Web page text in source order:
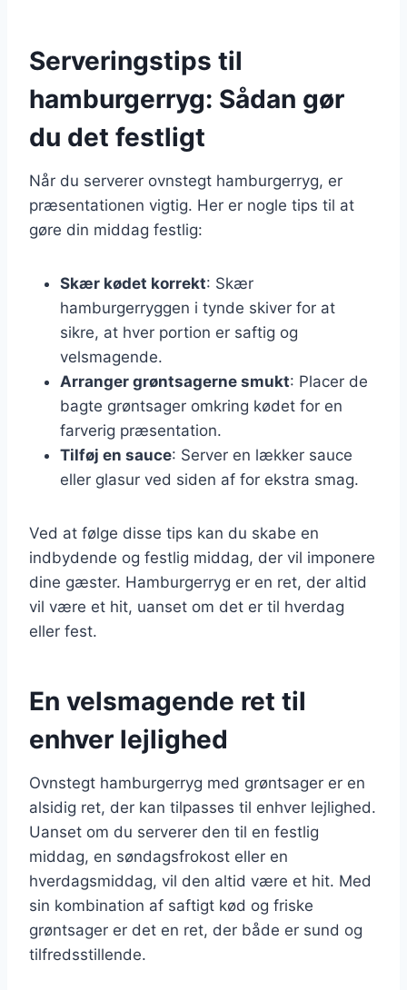
Serveringstips til
hamburgerryg: Sådan gør
du det festligt
Når du serverer ovnstegt hamburgerryg, er
præsentationen vigtig. Her er nogle tips til at
gøre din middag festlig:
Skær kødet korrekt: Skær
hamburgerryggen i tynde skiver for at
sikre, at hver portion er saftig og
velsmagende.
Arranger grøntsagerne smukt: Placer de
bagte grøntsager omkring kødet for en
farverig præsentation.
Tilføj en sauce: Server en lækker sauce
eller glasur ved siden af for ekstra smag.
Ved at følge disse tips kan du skabe en
indbydende og festlig middag, der vil imponere
dine gæster. Hamburgerryg er en ret, der altid
vil være et hit, uanset om det er til hverdag
eller fest.
En velsmagende ret til
enhver lejlighed
Ovnstegt hamburgerryg med grøntsager er en
alsidig ret, der kan tilpasses til enhver lejlighed.
Uanset om du serverer den til en festlig
middag, en søndagsfrokost eller en
hverdagsmiddag, vil den altid være et hit. Med
sin kombination af saftigt kød og friske
grøntsager er det en ret, der både er sund og
tilfredsstillende.